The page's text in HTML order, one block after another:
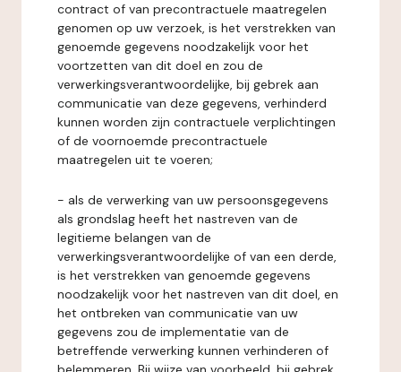
contract of van precontractuele maatregelen
genomen op uw verzoek, is het verstrekken van
genoemde gegevens noodzakelijk voor het
voortzetten van dit doel en zou de
verwerkingsverantwoordelijke, bij gebrek aan
communicatie van deze gegevens, verhinderd
kunnen worden zijn contractuele verplichtingen
of de voornoemde precontractuele
maatregelen uit te voeren;
- als de verwerking van uw persoonsgegevens
als grondslag heeft het nastreven van de
legitieme belangen van de
verwerkingsverantwoordelijke of van een derde,
is het verstrekken van genoemde gegevens
noodzakelijk voor het nastreven van dit doel, en
het ontbreken van communicatie van uw
gegevens zou de implementatie van de
betreffende verwerking kunnen verhinderen of